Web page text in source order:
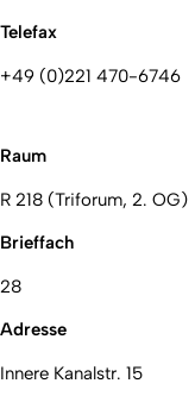
Telefax
+49 (0)221 470-6746
Raum
R 218 (Triforum, 2. OG)
Brieffach
28
Adresse
Innere Kanalstr. 15